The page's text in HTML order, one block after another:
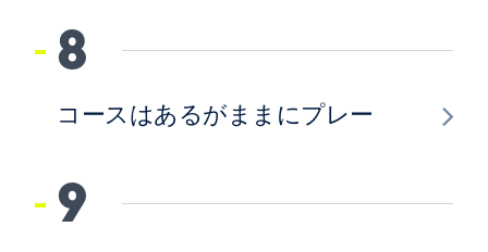
8
コースはあるがままにプレー
9